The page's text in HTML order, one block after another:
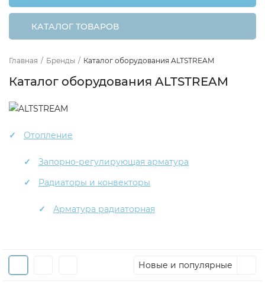
КАТАЛОГ ТОВАРОВ
Главная / Бренды / Каталог оборудования ALTSTREAM
Каталог оборудования ALTSTREAM
Отопление
Запорно-регулирующая арматура
Радиаторы и конвекторы
Арматура радиаторная
Новые и популярные